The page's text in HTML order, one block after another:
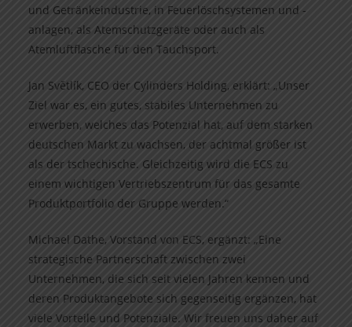
und Getränkeindustrie, in Feuerlöschsystemen und -
anlagen, als Atemschutzgeräte oder auch als
Atemluftflasche für den Tauchsport.
Jan Světlík, CEO der Cylinders Holding, erklärt: „Unser
Ziel war es, ein gutes, stabiles Unternehmen zu
erwerben, welches das Potenzial hat, auf dem starken
deutschen Markt zu wachsen, der achtmal größer ist
als der tschechische. Gleichzeitig wird die ECS zu
einem wichtigen Vertriebszentrum für das gesamte
Produktportfolio der Gruppe werden.“
Michael Dathe, Vorstand von ECS, ergänzt: „Eine
strategische Partnerschaft zwischen zwei
Unternehmen, die sich seit vielen Jahren kennen und
deren Produktangebote sich gegenseitig ergänzen, hat
viele Vorteile und Potenziale. Wir freuen uns daher auf